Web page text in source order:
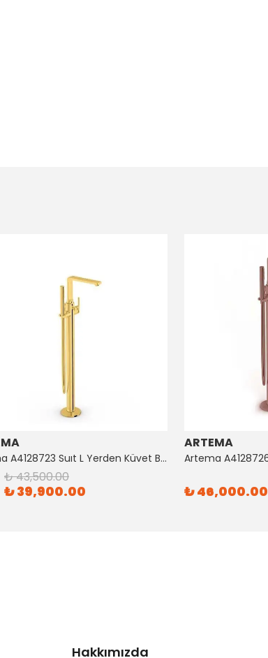
Artema A4128723 Suıt L Yerden Küvet Bataryası Altın
₺ 43,500.00
₺ 39,900.00
ARTEMA
₺ 46,000.00
Hakkımızda